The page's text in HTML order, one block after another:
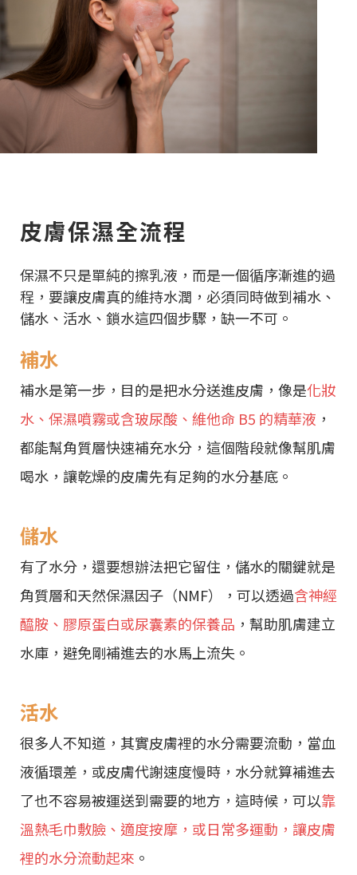
皮膚保濕全流程
保濕不只是單純的擦乳液，而是一個循序漸進的過
程，要讓皮膚真的維持水潤，必須同時做到補水、
儲水、活水、鎖水這四個步驟，缺一不可。
補水
補水是第一步，目的是把水分送進皮膚，像是化妝
水、保濕噴霧或含玻尿酸、維他命 B5 的精華液 ，
都能幫角質層快速補充水分，這個階段就像幫肌膚
喝水，讓乾燥的皮膚先有足夠的水分基底。
儲水
有了水分，還要想辦法把它留住，儲水的關鍵就是
角質層和天然保濕因子（NMF），可以透過含神經
醯胺、膠原蛋白或尿囊素的保養品 ，幫助肌膚建立
水庫，避免剛補進去的水馬上流失。
活水
很多人不知道，其實皮膚裡的水分需要流動，當血
液循環差，或皮膚代謝速度慢時，水分就算補進去
了也不容易被運送到需要的地方，這時候，可以靠
溫熱毛巾敷臉、適度按摩，或日常多運動，讓皮膚
裡的水分流動起來 。